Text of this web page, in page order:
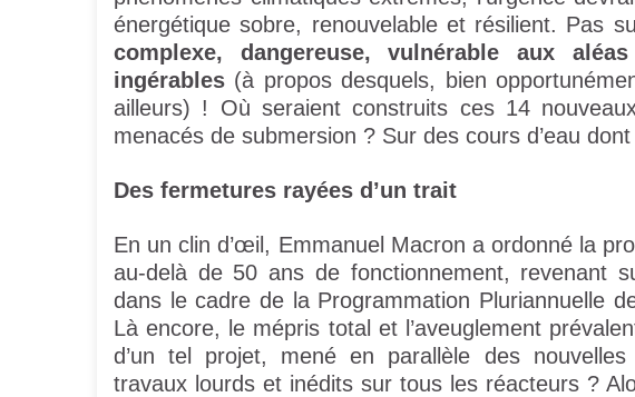
énergétique sobre, renouvelable et résilient. Pas
complexe, dangereuse, vulnérable aux
ingérables (à propos desquels, bien
ailleurs) ! Où seraient construits ces 14
menacés de submersion ? Sur des cours d’eau
Des fermetures rayées d’un trait
En un clin d’œil, Emmanuel Macron a ordonné la
au-delà de 50 ans de fonctionnement, revenant
dans le cadre de la Programmation Pluriannuelle
Là encore, le mépris total et l’aveuglement
d’un tel projet, mené en parallèle des
travaux lourds et inédits sur tous les réacteurs ?